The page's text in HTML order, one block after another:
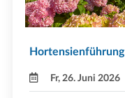
Hortensienführung
Fr, 26. Juni 2026